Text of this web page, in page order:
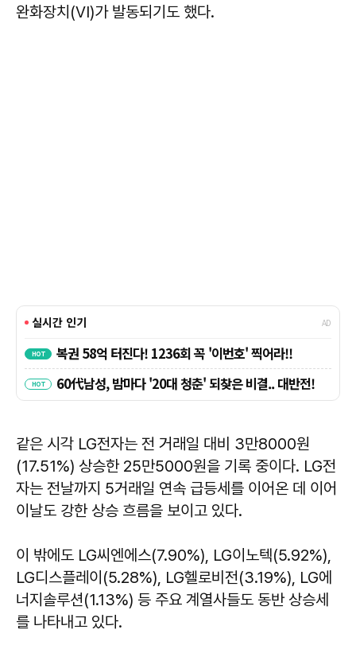
완화장치(VI)가 발동되기도 했다.
같은 시각 LG전자는 전 거래일 대비 3만8000원
(17.51%) 상승한 25만5000원을 기록 중이다. LG전
자는 전날까지 5거래일 연속 급등세를 이어온 데 이어
이날도 강한 상승 흐름을 보이고 있다.
이 밖에도 LG씨엔에스(7.90%), LG이노텍(5.92%),
LG디스플레이(5.28%), LG헬로비전(3.19%), LG에
너지솔루션(1.13%) 등 주요 계열사들도 동반 상승세
를 나타내고 있다.